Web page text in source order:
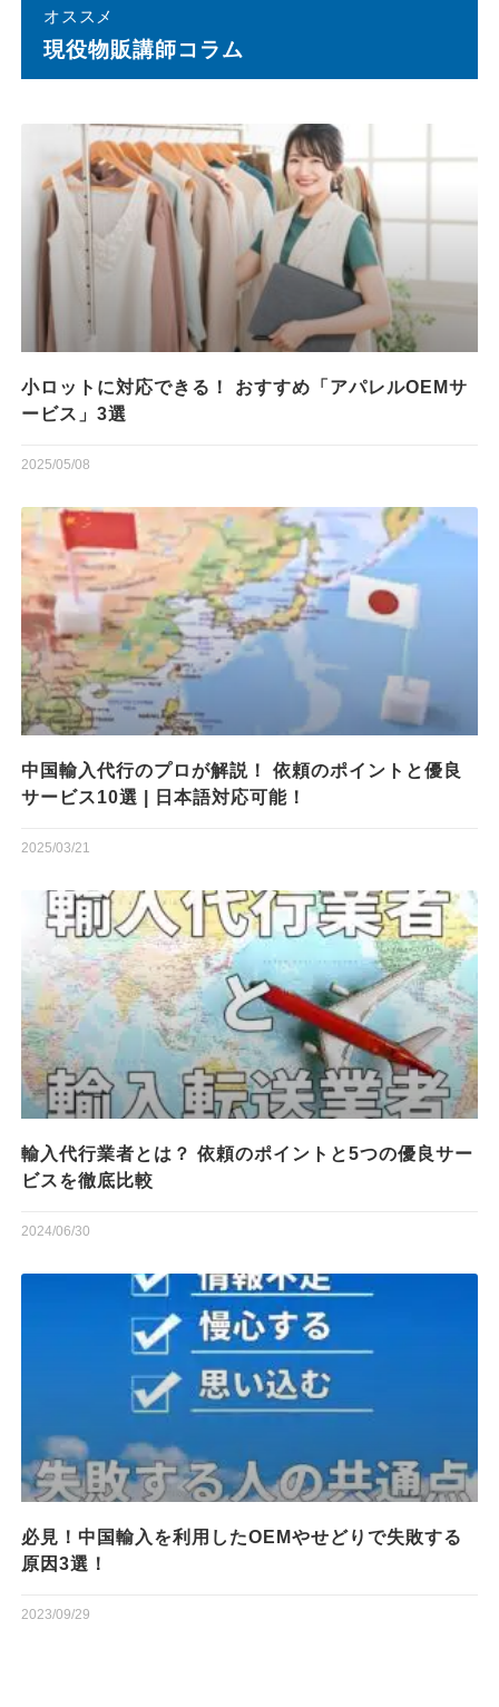
オススメ
現役物販講師コラム
小ロットに対応できる！ おすすめ「アパレルOEMサ
ービス」3選
2025/05/08
中国輸入代行のプロが解説！ 依頼のポイントと優良
サービス10選 | 日本語対応可能！
2025/03/21
輸入代行業者とは？ 依頼のポイントと5つの優良サー
ビスを徹底比較
2024/06/30
必見！中国輸入を利用したOEMやせどりで失敗する
原因3選！
2023/09/29